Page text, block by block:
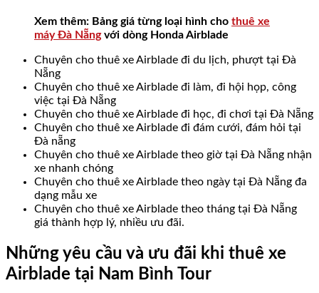
Xem thêm: Bảng giá từng loại hình cho thuê xe
máy Đà Nẵngvới dòng Honda Airblade
Chuyên cho thuê xe Airblade đi du lịch, phượt tại Đà
Nẵng
Chuyên cho thuê xe Airblade đi làm, đi hội họp, công
việc tại Đà Nẵng
Chuyên cho thuê xe Airblade đi học, đi chơi tại Đà Nẵng
Chuyên cho thuê xe Airblade đi đám cưới, đám hỏi tại
Đà nẵng
Chuyên cho thuê xe Airblade theo giờ tại Đà Nẵng nhận
xe nhanh chóng
Chuyên cho thuê xe Airblade theo ngày tại Đà Nẵng đa
dạng mẫu xe
Chuyên cho thuê xe Airblade theo tháng tại Đà Nẵng
giá thành hợp lý, nhiều ưu đãi.
Những yêu cầu và ưu đãi khi thuê xe
Airblade tại Nam Bình Tour